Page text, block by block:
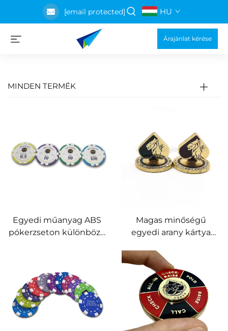
[email protected] HU
Árajánlat kérése
MINDEN TERMÉK
Egyedi műanyag ABS
pókerzseton különböző
Magas minőségű
egyedi arany kártya
emléktárgy fém
kártyatartó